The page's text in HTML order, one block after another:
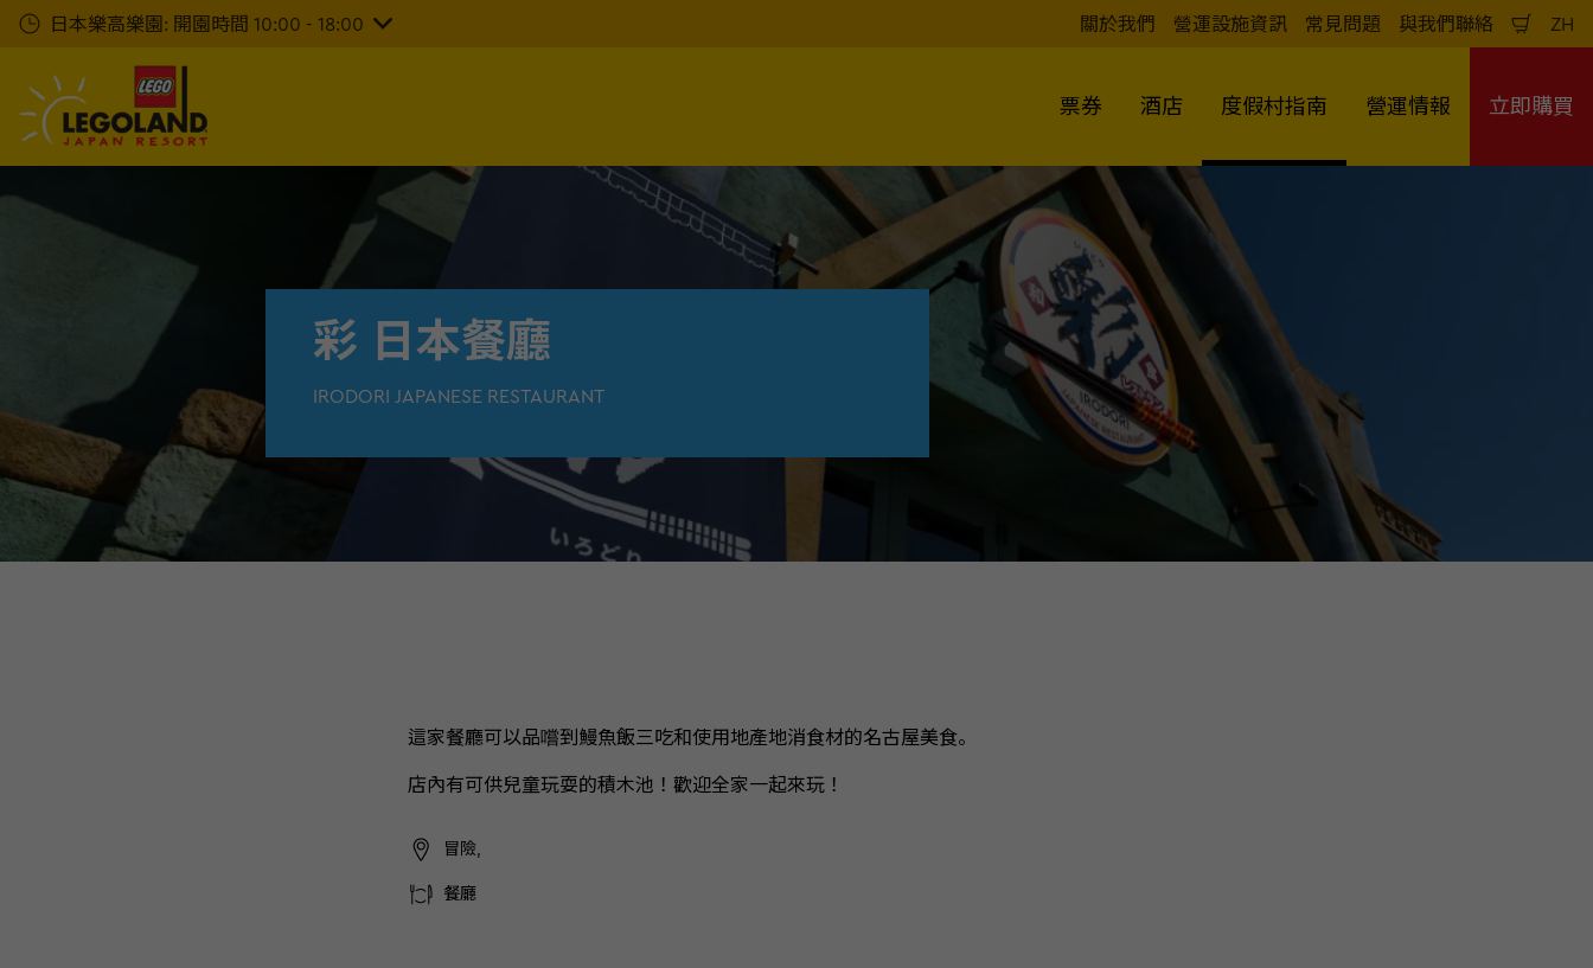
日本樂高樂園: 開園時間 10:00 - 18:00 關於我們 營運設施資訊 常見問題 與我們聯絡
物
ZH
中
文
票券 酒店 度假村指南 營運情報 立即購買
彩 日本餐廳
IRODORI JAPANESE RESTAURANT
這家餐廳可以品嚐到鰻魚飯三吃和使用地產地消食材的名古屋美食。
店內有可供兒童玩耍的積木池！歡迎全家一起來玩！
冒險,
餐廳